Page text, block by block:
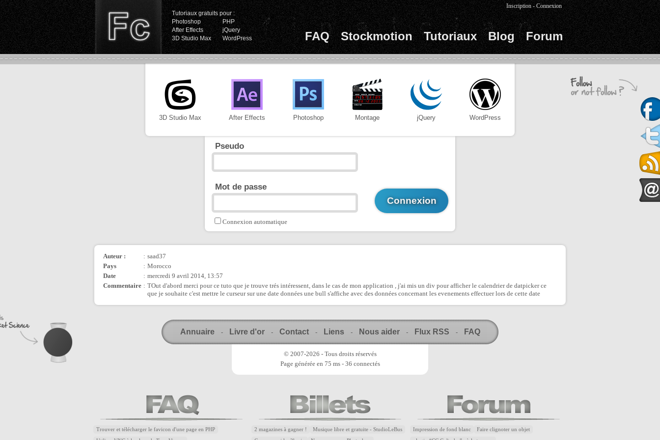
Tutoriaux gratuits pour :
Photoshop
PHP
After Effects
jQuery
3D Studio Max
WordPress FAQ Stockmotion Tutoriaux Blog Forum
Inscription -Connexion
3D Studio Max After Effects Photoshop Montage jQuery WordPress
Pseudo
Mot de passe
Connexion automatique
Auteur : : saad37
Pays
: Morocco
Date
: mercredi 9 avril 2014, 13:57
Commentaire : TOut d'abord merci pour ce tuto que je trouve trés intéressent, dans le cas de mon application , j'ai mis un div pour afficher le calendrier de datpicker ce
que je souhaite c'est mettre le curseur sur une date données une bull s'affiche avec des données concernant les evenements effectuer lors de cette date
Annuaire - Livre d'or - Contact - Liens - Nous aider - Flux RSS - FAQ
© 2007-2026 - Tous droits réservés
Page générée en 75 ms - 36 connectés
Trouver et télécharger le favicon d'une page en PHP 2 magazines à gagner ! Musique libre et gratuite - StudioLeBus Impression de fond blanc Faire clignoter un objet